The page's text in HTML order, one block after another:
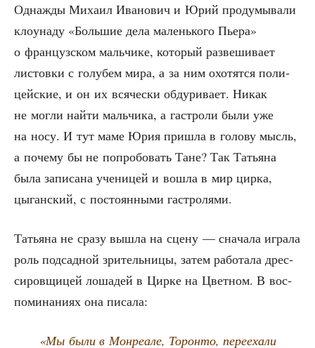
Одна­жды Миха­ил Ива­но­вич и Юрий про­ду­мы­ва­ли
кло­у­на­ду «Боль­шие дела малень­ко­го Пье­ра»
о фран­цуз­ском маль­чи­ке, кото­рый раз­ве­ши­ва­ет
листов­ки с голу­бем мира, а за ним охо­тят­ся поли­
цей­ские, и он их вся­че­ски обду­ри­ва­ет. Никак
не мог­ли най­ти маль­чи­ка, а гастро­ли были уже
на носу. И тут маме Юрия при­шла в голо­ву мысль,
а поче­му бы не попро­бо­вать Тане? Так Татья­на
была запи­са­на уче­ни­цей и вошла в мир цир­ка,
цыган­ский, с посто­ян­ны­ми гастролями.
Татья­на не сра­зу вышла на сце­ну — сна­ча­ла игра­ла
роль под­сад­ной зри­тель­ни­цы, затем рабо­та­ла дрес­
си­ров­щи­цей лоша­дей в Цир­ке на Цвет­ном. В вос­
по­ми­на­ни­ях она писала:
«Мы были в Мон­ре­а­ле, Торон­то, пере­еха­ли